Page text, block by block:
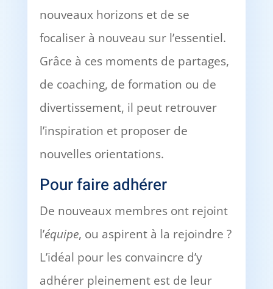
nouveaux horizons et de se
focaliser à nouveau sur l’essentiel.
Grâce à ces moments de partages,
de coaching, de formation ou de
divertissement, il peut retrouver
l’inspiration et proposer de
nouvelles orientations.
Pour faire adhérer
De nouveaux membres ont rejoint
l’équipe, ou aspirent à la rejoindre ?
L’idéal pour les convaincre d’y
adhérer pleinement est de leur